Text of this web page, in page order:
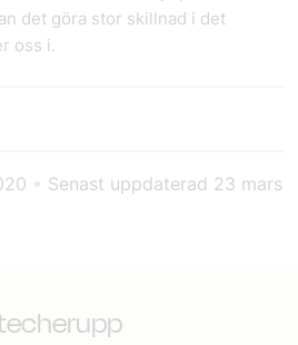
det göra stor skillnad i det
oss i.
• Senast uppdaterad 23 mars